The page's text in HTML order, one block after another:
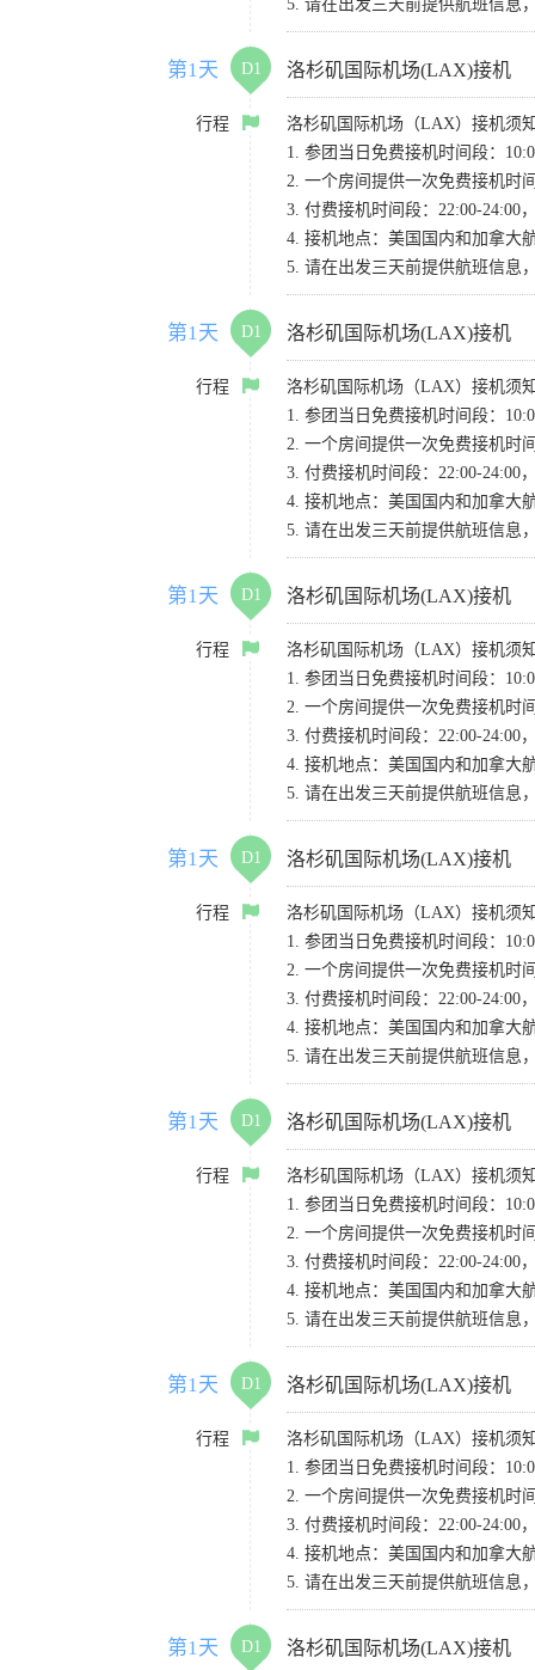
5. 请在出发三天前提供航班信息
第1天 D1 洛杉矶国际机场(LAX)接机
行程
洛杉矶国际机场（LAX）接机须
1. 参团当日免费接机时间段：
2. 一个房间提供一次免费接机时
3. 付费接机时间段：22:00-24:00
4. 接机地点：美国国内和加拿大
5. 请在出发三天前提供航班信息
第1天 D1 洛杉矶国际机场(LAX)接机
行程
洛杉矶国际机场（LAX）接机须
1. 参团当日免费接机时间段：
2. 一个房间提供一次免费接机时
3. 付费接机时间段：22:00-24:00
4. 接机地点：美国国内和加拿大
5. 请在出发三天前提供航班信息
第1天 D1 洛杉矶国际机场(LAX)接机
行程
洛杉矶国际机场（LAX）接机须
1. 参团当日免费接机时间段：
2. 一个房间提供一次免费接机时
3. 付费接机时间段：22:00-24:00
4. 接机地点：美国国内和加拿大
5. 请在出发三天前提供航班信息
第1天 D1 洛杉矶国际机场(LAX)接机
行程
洛杉矶国际机场（LAX）接机须
1. 参团当日免费接机时间段：
2. 一个房间提供一次免费接机时
3. 付费接机时间段：22:00-24:00
4. 接机地点：美国国内和加拿大
5. 请在出发三天前提供航班信息
第1天 D1 洛杉矶国际机场(LAX)接机
行程
洛杉矶国际机场（LAX）接机须
1. 参团当日免费接机时间段：
2. 一个房间提供一次免费接机时
3. 付费接机时间段：22:00-24:00
4. 接机地点：美国国内和加拿大
5. 请在出发三天前提供航班信息
第1天 D1 洛杉矶国际机场(LAX)接机
行程
洛杉矶国际机场（LAX）接机须
1. 参团当日免费接机时间段：
2. 一个房间提供一次免费接机时
3. 付费接机时间段：22:00-24:00
4. 接机地点：美国国内和加拿大
5. 请在出发三天前提供航班信息
第1天 D1 洛杉矶国际机场(LAX)接机